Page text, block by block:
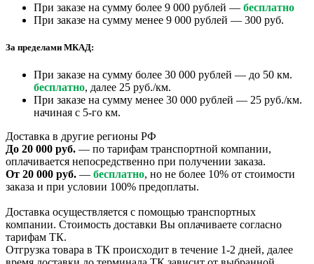
При заказе на сумму более 9 000 рублей — бесплатно
При заказе на сумму менее 9 000 рублей — 300 руб.
За пределами МКАД:
При заказе на сумму более 30 000 рублей — до 50 км.
бесплатно, далее 25 руб./км.
При заказе на сумму менее 30 000 рублей — 25 руб./км.
начиная с 5-го км.
Доставка в другие регионы РФ
До 20 000 руб. — по тарифам транспортной компании,
оплачивается непосредственно при получении заказа.
От 20 000 руб. — бесплатно, но не более 10% от стоимости
заказа и при условии 100% предоплаты.
Доставка осуществляется с помощью транспортных
компании. Стоимость доставки Вы оплачиваете согласно
тарифам ТК.
Отгрузка товара в ТК происходит в течение 1-2 дней, далее